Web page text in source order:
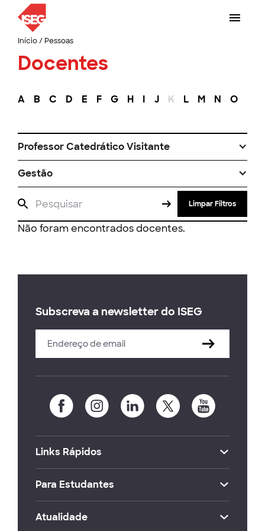
Início/ Pessoas
Docentes
A B C D E F G H I J K L M N O
Professor Catedrático Visitante
Gestão
Limpar Filtros
Não foram encontrados docentes.
Subscreva a newsletter do ISEG
Links Rápidos
Para Estudantes
Atualidade